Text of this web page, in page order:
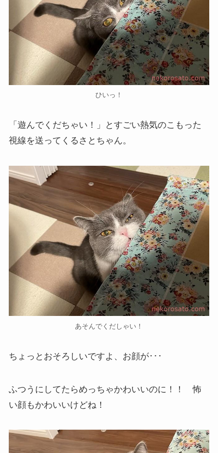
ひいっ！
「遊んでくだちゃい！」とすごい熱気のこもった
視線を送ってくるさとちゃん。
あそんでくだしゃい！
ちょっとおそろしいですよ、お顔が･･･
ふつうにしてたらめっちゃかわいいのに！！ 怖
い顔もかわいいけどね！